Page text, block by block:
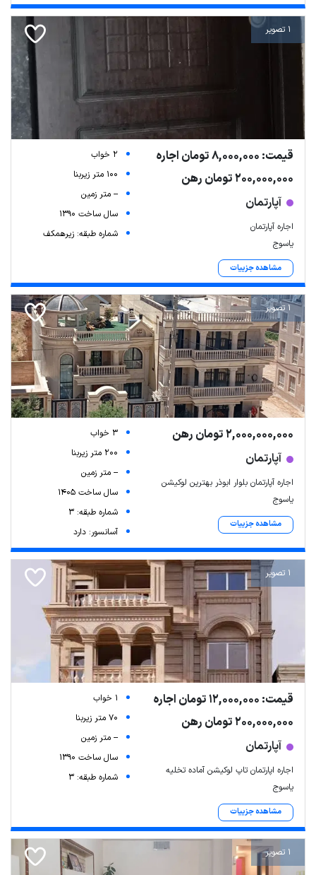
1 تصویر
قیمت: 8,000,000 تومان اجاره
200,000,000 تومان رهن
آپارتمان
اجاره آپارتمان
یاسوج
مشاهده جزییات
2 خواب
100 متر زیربنا
-- متر زمین
سال ساخت 1390
شماره طبقه: زیرهمکف
1 تصویر
2,000,000,000 تومان رهن
آپارتمان
اجاره آپارتمان بلوار ابوذر بهترین لوکیشن
یاسوج
مشاهده جزییات
3 خواب
200 متر زیربنا
-- متر زمین
سال ساخت 1405
شماره طبقه: 3
آسانسور: دارد
1 تصویر
قیمت: 12,000,000 تومان اجاره
200,000,000 تومان رهن
آپارتمان
اجاره اپارتمان تاپ لوکیشن آماده تخلیه
یاسوج
مشاهده جزییات
1 خواب
70 متر زیربنا
-- متر زمین
سال ساخت 1390
شماره طبقه: 3
1 تصویر